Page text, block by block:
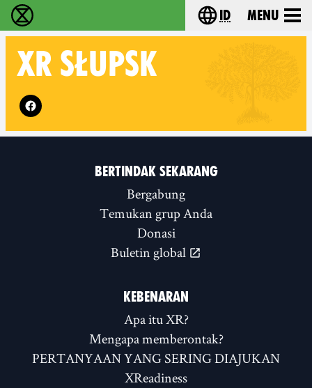
Extinction Rebellion (XR–Pemberontakan
Choose your
id Menu
XR SŁUPSK
Follow XR Słupsk on
BERTINDAK SEKARANG
Bergabung
Temukan grup Anda
Donasi
Buletin global
KEBENARAN
Apa itu XR?
Mengapa memberontak?
PERTANYAAN YANG SERING DIAJUKAN
XReadiness